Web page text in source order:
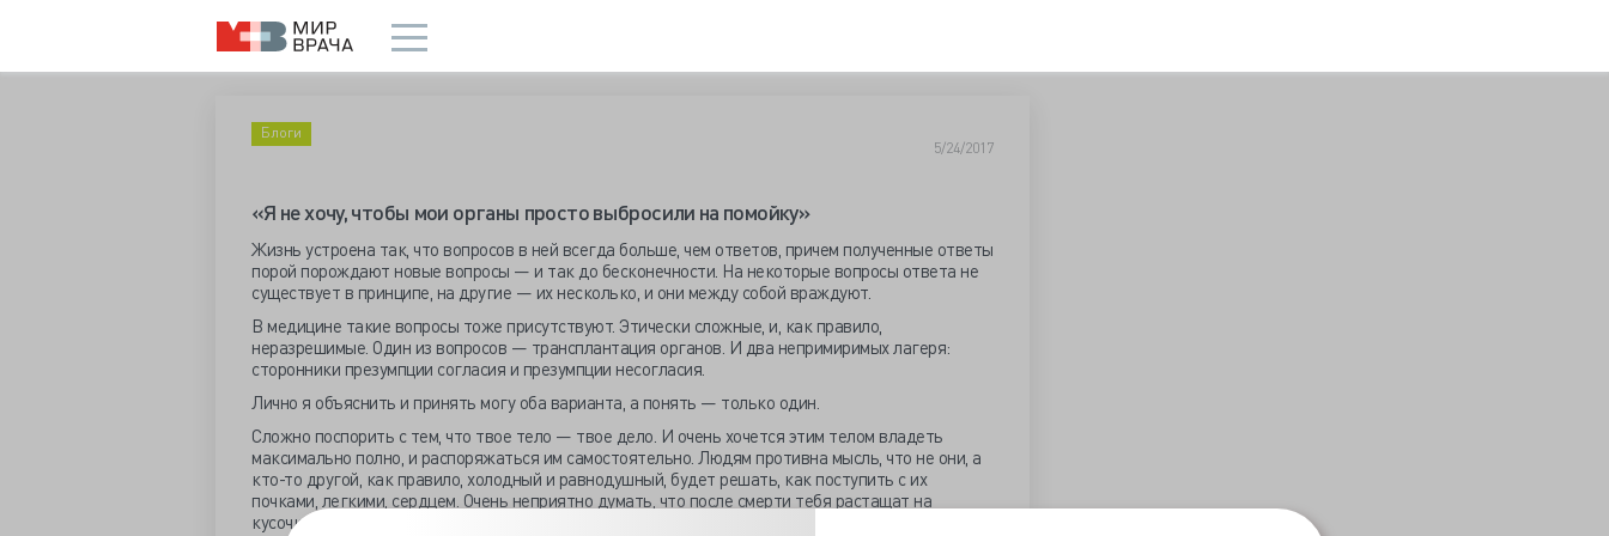
Блоги
5/24/2017
«Я не хочу, чтобы мои органы просто выбросили на помойку»
Жизнь устроена так, что вопросов в ней всегда больше, чем ответов, причем полученные ответы
порой порождают новые вопросы — и так до бесконечности. На некоторые вопросы ответа не
существует в принципе, на другие — их несколько, и они между собой враждуют.
В медицине такие вопросы тоже присутствуют. Этически сложные, и, как правило,
неразрешимые. Один из вопросов — трансплантация органов. И два непримиримых лагеря:
сторонники презумпции согласия и презумпции несогласия.
Лично я объяснить и принять могу оба варианта, а понять — только один.
Сложно поспорить с тем, что твое тело — твое дело. И очень хочется этим телом владеть
максимально полно, и распоряжаться им самостоятельно. Людям противна мысль, что не они, а
кто-то другой, как правило, холодный и равнодушный, будет решать, как поступить с их
почками, легкими, сердцем. Очень неприятно думать, что после смерти тебя растащат на
кусочки. А еще менее приятно, что с этой целью твоей смерти могут даже поспособствовать.